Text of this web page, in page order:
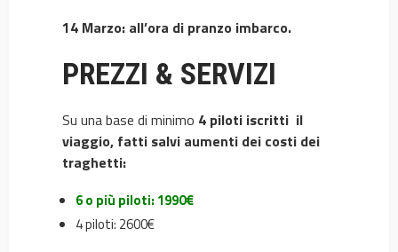
14 Marzo: all’ora di pranzo imbarco.
PREZZI & SERVIZI
Su una base di minimo 4 piloti iscritti il
viaggio, fatti salvi aumenti dei costi dei
traghetti:
6 o più piloti: 1990€
4 piloti: 2600€